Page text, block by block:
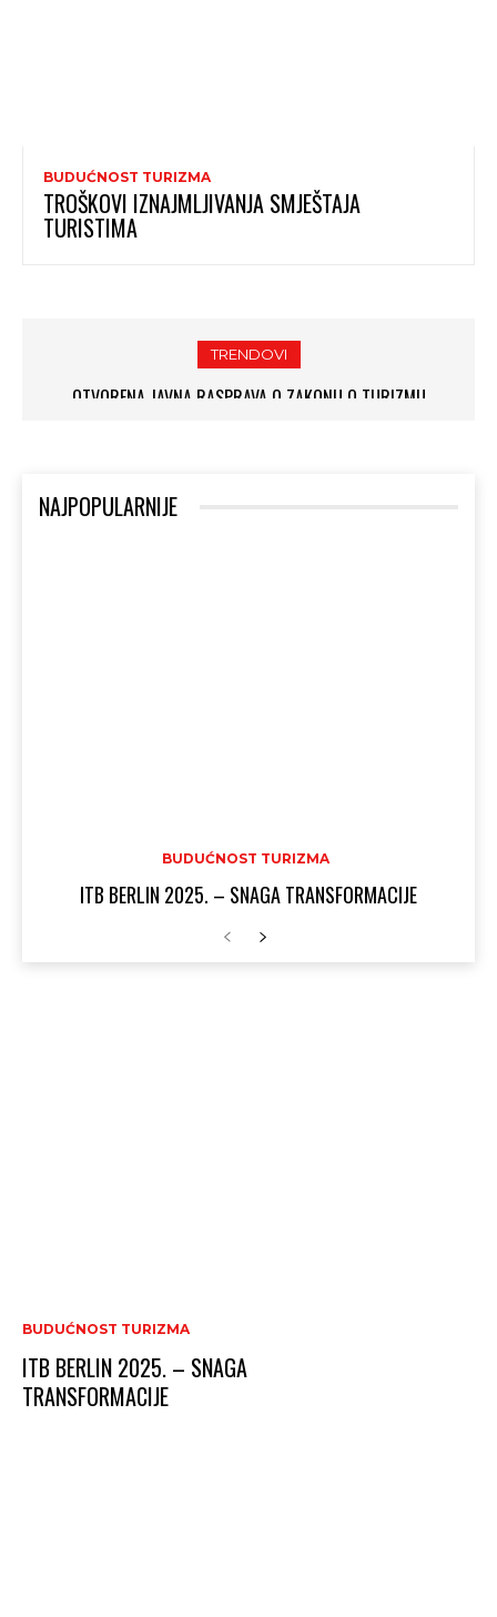
BUDUĆNOST TURIZMA
TROŠKOVI IZNAJMLJIVANJA SMJEŠTAJA
TURISTIMA
TRENDOVI
OTVORENA JAVNA RASPRAVA O ZAKONU O TURIZMU
NAJPOPULARNIJE
BUDUĆNOST TURIZMA
ITB BERLIN 2025. – SNAGA TRANSFORMACIJE
BUDUĆNOST TURIZMA
ITB BERLIN 2025. – SNAGA
TRANSFORMACIJE